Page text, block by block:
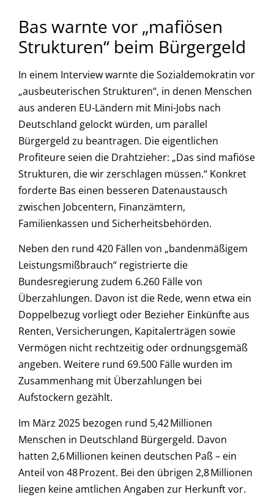
Bas warnte vor „mafiösen
Strukturen“ beim Bürgergeld
In einem Interview warnte die Sozialdemokratin vor
„ausbeuterischen Strukturen“, in denen Menschen
aus anderen EU-Ländern mit Mini-Jobs nach
Deutschland gelockt würden, um parallel
Bürgergeld zu beantragen. Die eigentlichen
Profiteure seien die Drahtzieher: „Das sind mafiöse
Strukturen, die wir zerschlagen müssen.“ Konkret
forderte Bas einen besseren Datenaustausch
zwischen Jobcentern, Finanzämtern,
Familienkassen und Sicherheitsbehörden.
Neben den rund 420 Fällen von „bandenmäßigem
Leistungsmißbrauch“ registrierte die
Bundesregierung zudem 6.260 Fälle von
Überzahlungen. Davon ist die Rede, wenn etwa ein
Doppelbezug vorliegt oder Bezieher Einkünfte aus
Renten, Versicherungen, Kapitalerträgen sowie
Vermögen nicht rechtzeitig oder ordnungsgemäß
angeben. Weitere rund 69.500 Fälle wurden im
Zusammenhang mit Überzahlungen bei
Aufstockern gezählt.
Im März 2025 bezogen rund 5,42 Millionen
Menschen in Deutschland Bürgergeld. Davon
hatten 2,6 Millionen keinen deutschen Paß – ein
Anteil von 48 Prozent. Bei den übrigen 2,8 Millionen
liegen keine amtlichen Angaben zur Herkunft vor.